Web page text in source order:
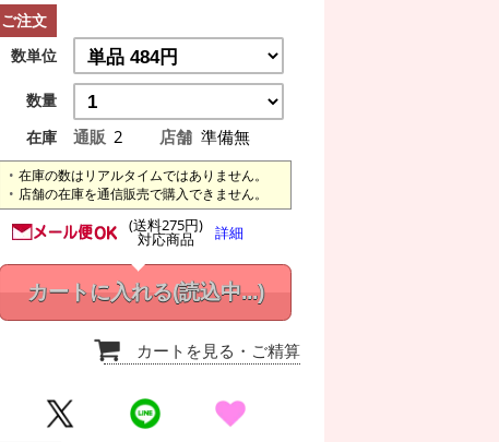
ご注文
数単位
数量
在庫
通販 2 店舗 準備無
在庫の数はリアルタイムではありません。
店舗の在庫を通信販売で購入できません。
(送料275円)
対応商品 詳細
カートに入れる(読込中...)
カートを見る ・ご精算